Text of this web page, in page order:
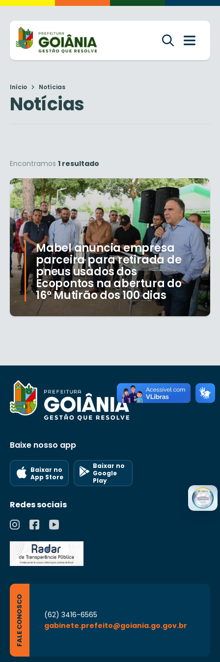
Início Notícias
Notícias
Encontramos 1 resultado
Mabel anuncia empresa
parceira para retirada de
pneus usados dos
Ecopontos na abertura do
16º Mutirão dos 100 dias
Baixe nosso app
Baixar no
App Store
Baixar no
Google
Play
Redes sociais
FALE CONOSCO
(62) 3416-6565
gabinete.prefeito@goiania.go.gov.br